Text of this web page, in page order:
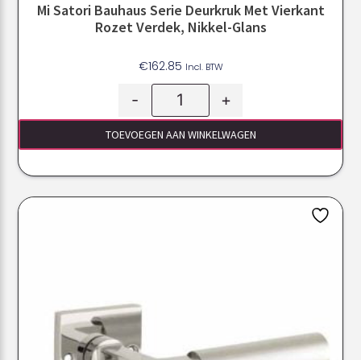
Mi Satori Bauhaus Serie Deurkruk Met Vierkant
Rozet Verdek, Nikkel-Glans
€162.85 Incl. BTW
- +
TOEVOEGEN AAN WINKELWAGEN